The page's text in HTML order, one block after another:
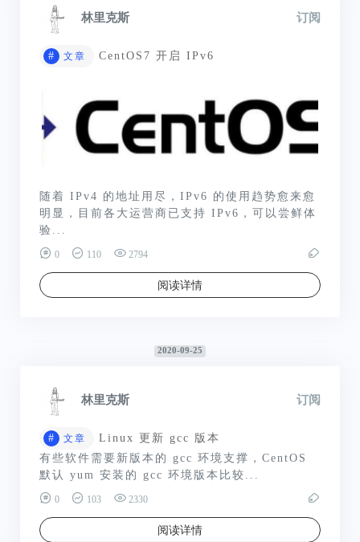
林里克斯 订阅
# 文章 CentOS7 开启 IPv6
随着 IPv4 的地址用尽，IPv6 的使用趋势愈来愈
明显，目前各大运营商已支持 IPv6，可以尝鲜体
验...
0 110 2794
阅读详情
2020-09-25
林里克斯 订阅
# 文章
Linux 更新 gcc 版本
有些软件需要新版本的 gcc 环境支撑，CentOS
默认 yum 安装的 gcc 环境版本比较...
0 103 2330
阅读详情